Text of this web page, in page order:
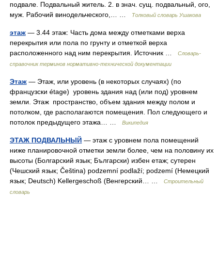
подвале. Подвальный житель. 2. в знач. сущ. подвальный, ого,
муж. Рабочий винодельческого,… …
Толковый словарь Ушакова
этаж — 3.44 этаж: Часть дома между отметками верха
перекрытия или пола по грунту и отметкой верха
расположенного над ним перекрытия. Источник …
Словарь-
справочник терминов нормативно-технической документации
Этаж — Этаж, или уровень (в некоторых случаях) (по
французски étage) уровень здания над (или под) уровнем
земли. Этаж пространство, объем здания между полом и
потолком, где располагаются помещения. Пол следующего и
потолок предыдущего этажа… …
Википедия
ЭТАЖ ПОДВАЛЬНЫЙ — этаж с уровнем пола помещений
ниже планировочной отметки земли более, чем на половину их
высоты (Болгарский язык; Български) избен етаж; сутерен
(Чешский язык; Čeština) podzemní podlaží; podzemí (Немецкий
язык; Deutsch) Kellergeschoß (Венгерский… …
Строительный
словарь